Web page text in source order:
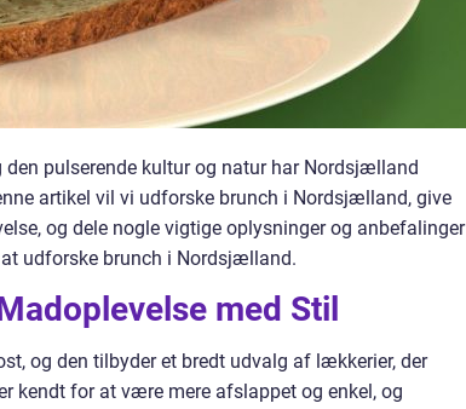
pulserende kultur og natur har Nordsjælland
artikel vil vi udforske brunch i Nordsjælland, give
og dele nogle vigtige oplysninger og anbefalinger
udforske brunch i Nordsjælland.
med Stil
og den tilbyder et bredt udvalg af lækkerier, der
kendt for at være mere afslappet og enkel, og